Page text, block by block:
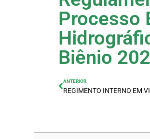
Processo
Biênio
ANTERIOR
REGIMENTO INTERNO EM